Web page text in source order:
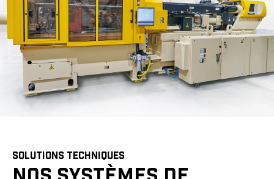
SOLUTIONS TECHNIQUES
NOS SYSTÈMES DE